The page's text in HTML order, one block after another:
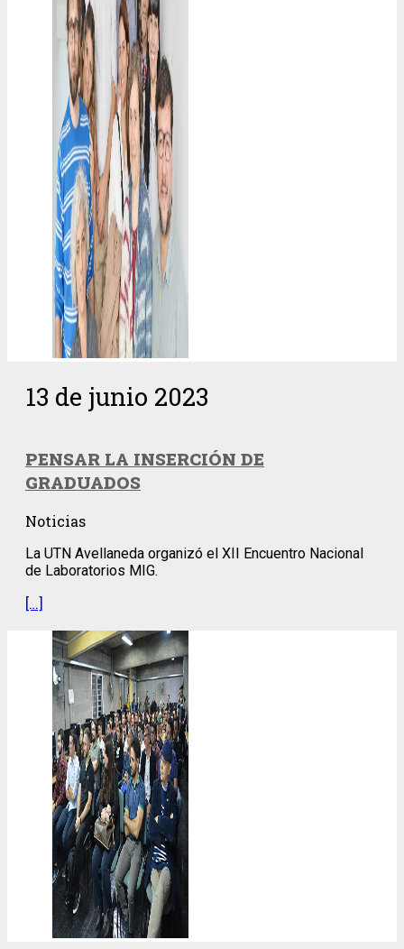
13 de junio 2023
PENSAR LA INSERCIÓN DE
GRADUADOS
Noticias
La UTN Avellaneda organizó el XII Encuentro Nacional
de Laboratorios MIG.
[…]